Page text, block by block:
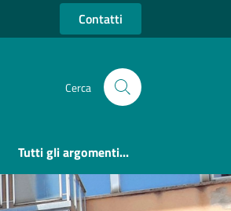
Contatti
Cerca
Tutti gli argomenti...